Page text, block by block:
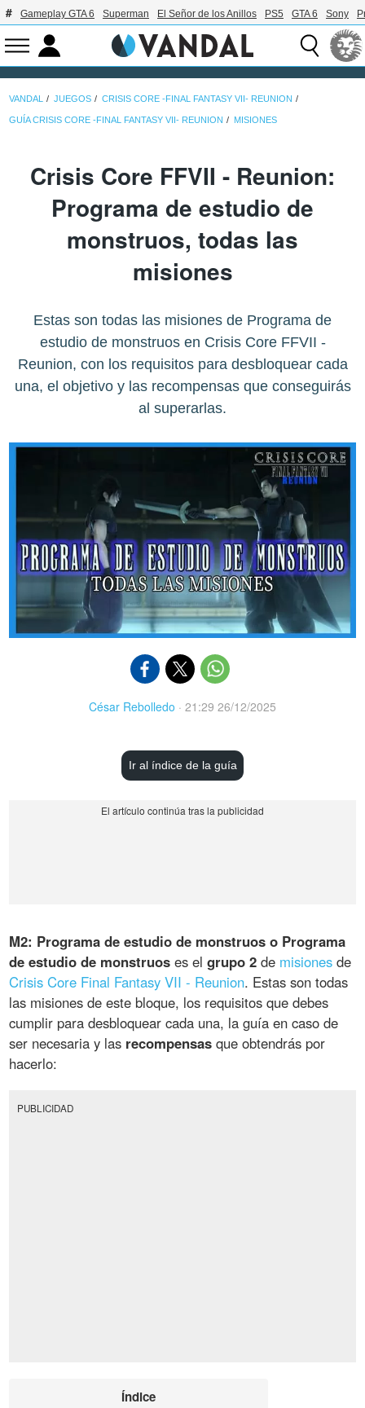
Gameplay GTA 6 Superman El Señor de los Anillos PS5 GTA 6 Sony
VANDAL JUEGOS CRISIS CORE -FINAL FANTASY VII- REUNION
GUÍA CRISIS CORE -FINAL FANTASY VII- REUNION MISIONES
Crisis Core FFVII - Reunion:
Programa de estudio de
monstruos, todas las
misiones
Estas son todas las misiones de Programa de
estudio de monstruos en Crisis Core FFVII -
Reunion, con los requisitos para desbloquear cada
una, el objetivo y las recompensas que conseguirás
al superarlas.
César Rebolledo · 21:29 26/12/2025
Ir al índice de la guía
M2: Programa de estudio de monstruos o Programa
de estudio de monstruos es elgrupo 2 de misiones de
Crisis Core Final Fantasy VII - Reunion. Estas son todas
las misiones de este bloque, los requisitos que debes
cumplir para desbloquear cada una, la guía en caso de
ser necesaria y las recompensas que obtendrás por
hacerlo:
PUBLICIDAD
Índice